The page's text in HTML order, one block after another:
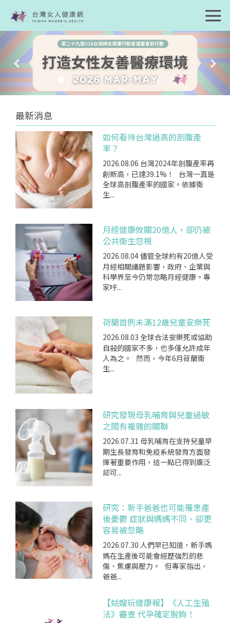
Previous
最新消息
如何看待台灣過高的剖腹產
率？
2026.08.06 台灣2024年剖腹產率再
創新高，已達39.1%！ 台灣一直是
全球高剖腹產率的國家。依據衛
生...
月經健康攸關20億人，卻仍被
公共衛生忽視
2026.08.04儘管全球約有20億人受
月經相關議題影響，政府、企業與
科學界至今仍常忽略月經健康。專
家呼...
荷蘭首例未滿12歲兒童安樂死
2026.08.03 全球合法安樂死或協助
自殺的國家不多，也多僅允許成年
人為之。 然而，今年6月荷蘭衛
生...
研究發現母乳哺育與兒童過敏
之間有複雜的關聯
2026.07.31 母乳哺育在支持兒童早
期生長發育和免疫系統發育方面發
揮著重要作用，這一點已得到廣泛
認可...
研究：新手爸爸也可能罹患產
後憂鬱 症狀與媽媽不同、卻更
容易被忽略
2026.07.30 人們早已知道，新手媽
媽在生產後可能會經歷強烈的悲
傷、焦慮與壓力。 但專家指出，
爸爸...
【姑嫂玩健康報】《人工生殖
法》審查 代孕確定脫鉤！